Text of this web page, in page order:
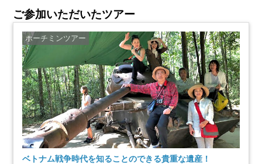
ご参加いただいたツアー
ホーチミンツアー
ベトナム戦争時代を知ることのできる貴重な遺産！